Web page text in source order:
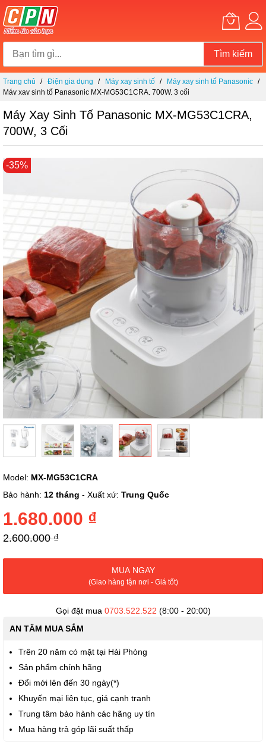
Tìm kiếm
Chuyển
đến
dung
Trang chủ Điện gia dụng Máy xay sinh tố
Máy xay sinh tố Panasonic
Máy xay sinh tố Panasonic MX-MG53C1CRA, 700W, 3 cối
Máy Xay Sinh Tố Panasonic MX-MG53C1CRA,
700W, 3 Cối
Chuyển
đến
đến
phần
của
thư
viện
ảnh
-35%
Model: MX-MG53C1CRA
Bảo hành: 12 tháng - Xuất xứ: Trung Quốc
1.680.000 ₫
2.600.000 ₫
MUA NGAY
(Giao hàng tận nơi - Giá tốt)
Gọi đặt mua 0703.522.522 (8:00 - 20:00)
AN TÂM MUA SẮM
Trên 20 năm có mặt tại Hải Phòng
Sản phẩm chính hãng
Đổi mới lên đến 30 ngày(*)
Khuyến mại liên tục, giá cạnh tranh
Trung tâm bảo hành các hãng uy tín
Mua hàng trả góp lãi suất thấp